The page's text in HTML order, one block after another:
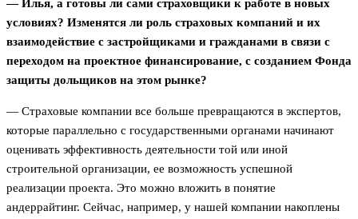
— Илья, а готовы ли сами страховщики к работе в новых
условиях? Изменятся ли роль страховых компаний и их
взаимодействие с застройщиками и гражданами в связи с
переходом на проектное финансирование, с созданием Фонда
защиты дольщиков на этом рынке?
— Страховые компании все больше превращаются в экспертов,
которые параллельно с государственными органами начинают
оценивать эффективность деятельности той или иной
строительной организации, ее возможность успешной
реализации проекта. Это можно вложить в понятие
андеррайтинг. Сейчас, например, у нашей компании накоплены